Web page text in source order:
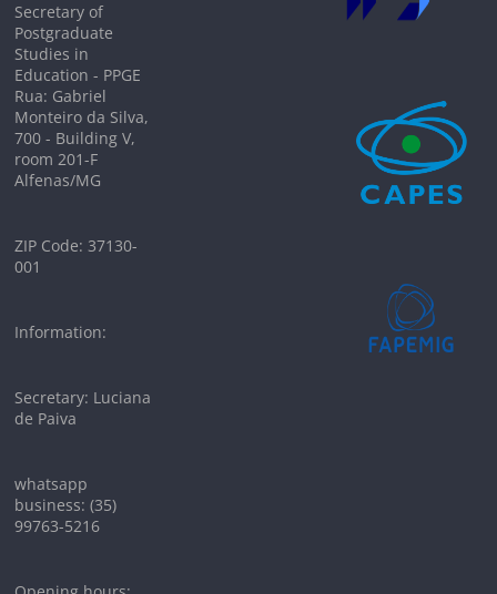
Secretary of
Postgraduate
Studies in
Education - PPGE
Rua: Gabriel
Monteiro da Silva,
700 - Building V,
room 201-F
Alfenas/MG
ZIP Code: 37130-
001
Information:
Secretary: Luciana
de Paiva
whatsapp
business: (35)
99763-5216